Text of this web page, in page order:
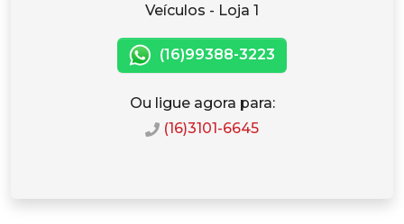
Veículos - Loja 1
(16)99388-3223
Ou ligue agora para:
(16)3101-6645